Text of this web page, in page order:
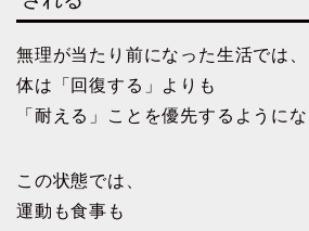
無理が当たり前になった生活では、
体は「回復する」よりも
「耐える」ことを優先するようにな
この状態では、
運動も食事も